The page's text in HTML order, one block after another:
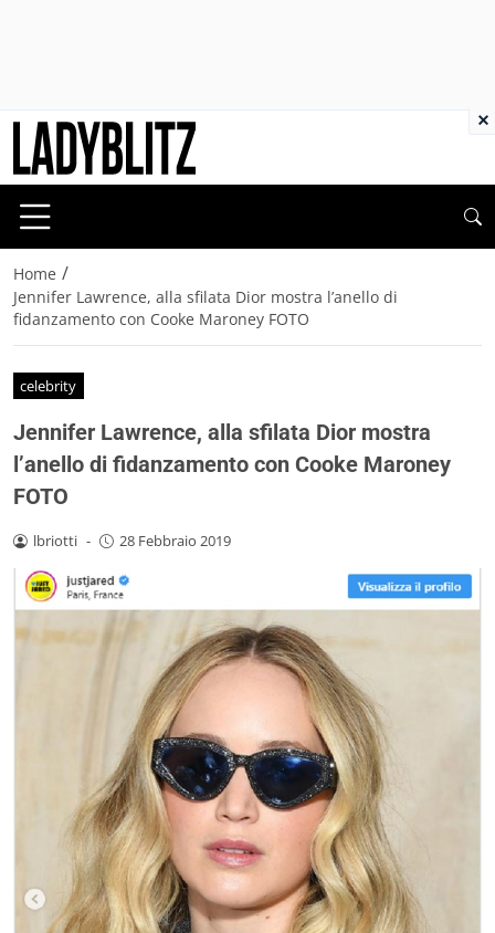
Home /
Jennifer Lawrence, alla sfilata Dior mostra l’anello di
fidanzamento con Cooke Maroney FOTO
celebrity
Jennifer Lawrence, alla sfilata Dior mostra
l’anello di fidanzamento con Cooke Maroney
FOTO
lbriotti - 28 Febbraio 2019
×